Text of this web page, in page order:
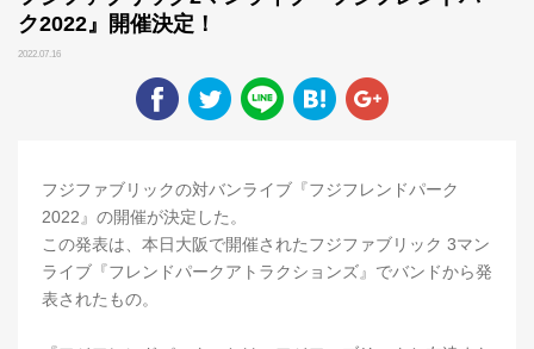
ク2022』開催決定！
2022.07.16
フジファブリックの対バンライブ『フジフレンドパーク
2022』の開催が決定した。
この発表は、本日大阪で開催されたフジファブリック 3マン
ライブ『フレンドパークアトラクションズ』でバンドから発
表されたもの。